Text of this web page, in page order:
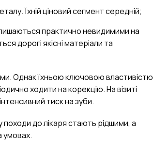
Їхній ціновий сегмент середній;
практично невидимими на
дорогі якісні матеріали та
Однак їхньою ключовою властивістю
ходити на корекцію. На візиті
тиск на зуби.
до лікаря стають рідшими, а
умовах.